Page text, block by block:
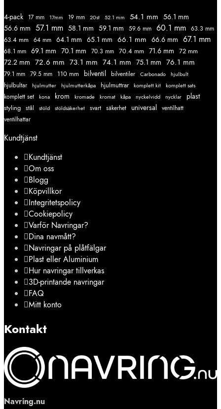
4-pack 17 mm 17mm 19 mm 20st 52.1 mm 54.1 mm 56.1 mm
56.6 mm 57.1 mm 58.1 mm 59.1 mm 59.6 mm 60.1 mm 63.3 mm
63.4 mm 64 mm 64.1 mm 65.1 mm 66.1 mm 66.6 mm 67.1 mm
68.1 mm 69.1 mm 70.1 mm 70.3 mm 70.4 mm 71.6 mm 72 mm
72.2 mm 72.6 mm 73.1 mm 74.1 mm 75.1 mm 76.1 mm
79.1 mm 79.5 mm 110 mm bilventil bilventiler Carbonado hjulbult
hjulbultar hjulmutter hjulmutterkåpa hjulmuttrar komplett kit komplett sats
komplett set kona krom kromade kromat kåpa nyckelvidd nycklar
plast
styling
stål stöld stöldsäkerhet svart säkerhet universal ventilhatt
ventilhattar
Kundtjänst
Kundtjänst
Om oss
Blogg
Köpvillkor
Integritetspolicy
Cookiepolicy
Varför Navringar?
Dina navmått?
Navringar på plåtfälgar
Plast eller Aluminium
Hur navringar tillverkas
3D-printande navringar
FAQ
Mitt konto
Kontakt
Navring.nu